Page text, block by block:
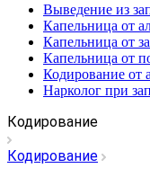
Выведение из
Капельница от
Капельница от
Капельница от
Кодирование от
Нарколог при
Кодирование
Кодирование